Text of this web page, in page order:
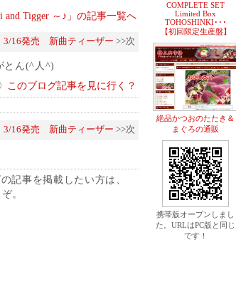
and Tigger ～♪」の記事一覧へ
16発売 新曲ティーザー >>次
とん(^人^)
このブログ記事を見に行く？
16発売 新曲ティーザー >>次
記事を掲載したい方は、
。
COMPLETE SET
Limited Box
TOHOSHINKI･･･
【初回限定生産盤】
絶品かつおのたたき＆
まぐろの通販
携帯版オープンしまし
た。URLはPC版と同じ
です！